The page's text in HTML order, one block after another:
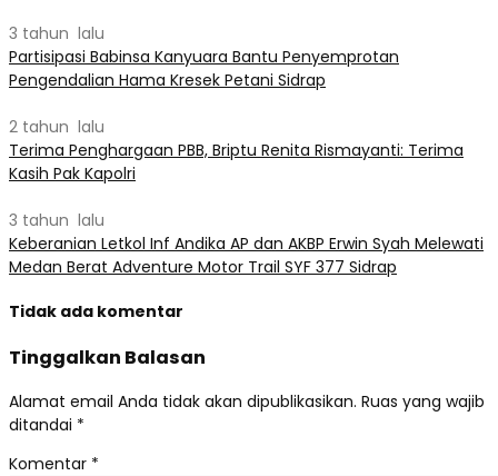
3 tahun lalu
Partisipasi Babinsa Kanyuara Bantu Penyemprotan
Pengendalian Hama Kresek Petani Sidrap
2 tahun lalu
Terima Penghargaan PBB, Briptu Renita Rismayanti: Terima
Kasih Pak Kapolri
3 tahun lalu
Keberanian Letkol Inf Andika AP dan AKBP Erwin Syah Melewati
Medan Berat Adventure Motor Trail SYF 377 Sidrap
Tidak ada komentar
Tinggalkan Balasan
Alamat email Anda tidak akan dipublikasikan. Ruas yang wajib
ditandai *
Komentar *